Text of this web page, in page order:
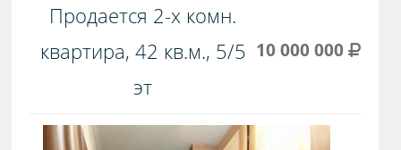
Продается 2-х комн.
квартира, 42 кв.м., 5/5
эт
10 000 000